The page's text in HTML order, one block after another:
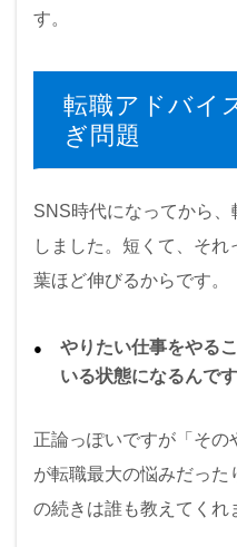
す。
転職アドバイ
ぎ問題
SNS時代になってから
しました。短くて、そ
葉ほど伸びるからです。
やりたい仕事をやる
いる状態になるんです
正論っぽいですが「その
が転職最大の悩みだっ
の続きは誰も教えてくれ